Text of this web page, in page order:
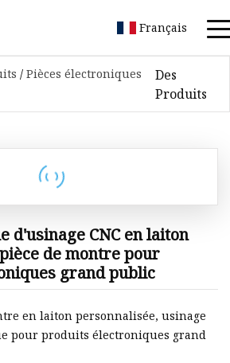
Français
/ Pièces électroniques
Des
Produits
d'usinage CNC en laiton
de montre pour
grand public
en laiton personnalisée, usinage
pour produits électroniques grand